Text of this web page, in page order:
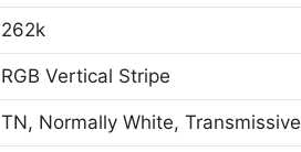
262k
RGB Vertical Stripe
TN, Normally White, Transmissive